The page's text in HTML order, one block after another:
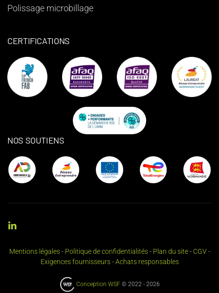
Polissage microbillage
CERTIFICATIONS
NOS SOUTIENS
Mentions légales- Politique de confidentialités- Plan du site- CGV-
Exigences fournisseurs-Achats responsables
Conception WSF© 2022 - 2026